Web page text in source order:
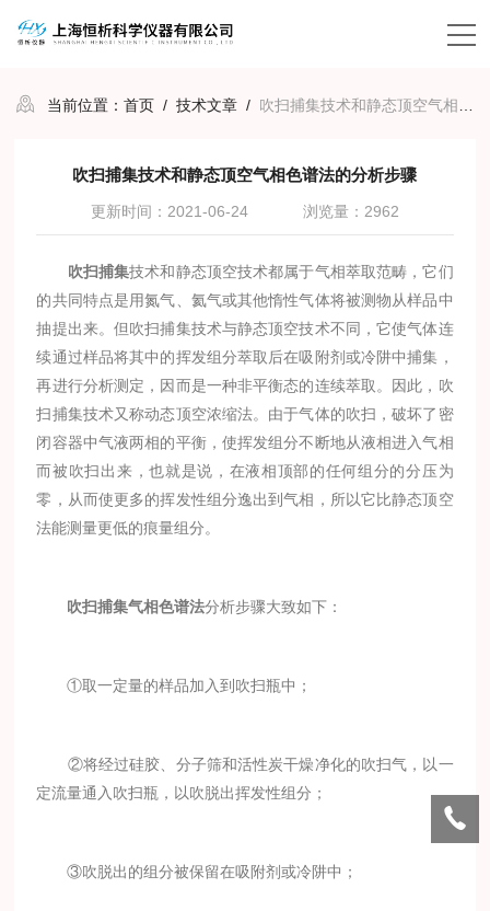
当前位置：首页 /技术文章 / 吹扫捕集技术和静态顶空气相色谱法的分析步骤
吹扫捕集技术和静态顶空气相色谱法的分析步骤
更新时间：2021-06-24 浏览量：2962
吹扫捕集技术和静态顶空技术都属于气相萃取范畴，它们
的共同特点是用氮气、氦气或其他惰性气体将被测物从样品中
抽提出来。但吹扫捕集技术与静态顶空技术不同，它使气体连
续通过样品将其中的挥发组分萃取后在吸附剂或冷阱中捕集，
再进行分析测定，因而是一种非平衡态的连续萃取。因此，吹
扫捕集技术又称动态顶空浓缩法。由于气体的吹扫，破坏了密
闭容器中气液两相的平衡，使挥发组分不断地从液相进入气相
而被吹扫出来，也就是说，在液相顶部的任何组分的分压为
零，从而使更多的挥发性组分逸出到气相，所以它比静态顶空
法能测量更低的痕量组分。
吹扫捕集气相色谱法分析步骤大致如下：
①取一定量的样品加入到吹扫瓶中；
②将经过硅胶、分子筛和活性炭干燥净化的吹扫气，以一
定流量通入吹扫瓶，以吹脱出挥发性组分；
③吹脱出的组分被保留在吸附剂或冷阱中；